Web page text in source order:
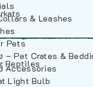
& Leashes
Pets
Pet Crates &
Accessories
Light Bulb
Reptiles